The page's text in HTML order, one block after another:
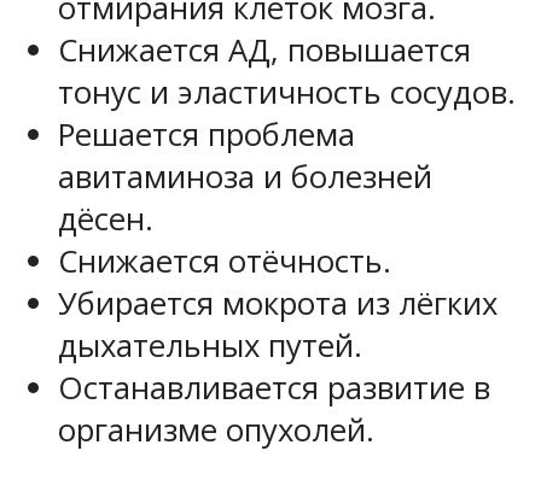
Снижается АД, повышается
тонус и эластичность сосудов.
Решается проблема
авитаминоза и болезней
дёсен.
Снижается отёчность.
Убирается мокрота из лёгких
дыхательных путей.
Останавливается развитие в
организме опухолей.